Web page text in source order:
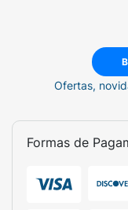
Ofertas,
Formas de